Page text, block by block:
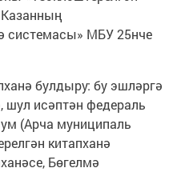
системасы» МБУ 25нче
булдыру: бу эшләргә
исәптән федераль
(Арча муниципаль
китапханә
Бөгелмә